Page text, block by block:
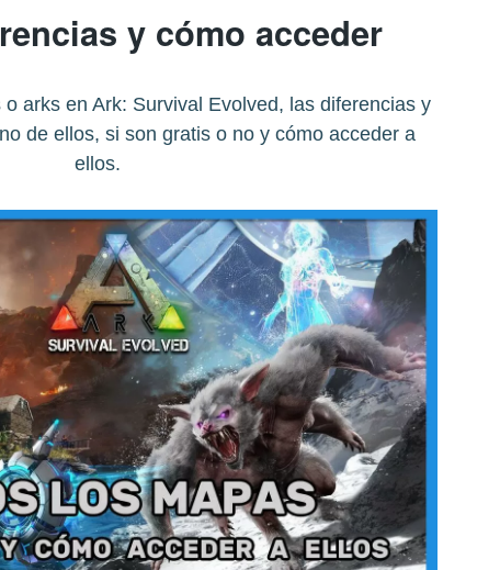
y cómo acceder
arks en Ark: Survival Evolved, las diferencias y
de ellos, si son gratis o no y cómo acceder a
ellos.